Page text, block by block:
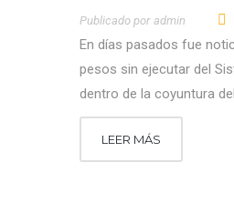
Publicado por Admin
En días pasados fue
pesos sin ejecutar del
dentro de la coyuntura
LEER MÁS